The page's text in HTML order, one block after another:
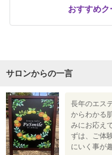
おすすめ
サロンからの一言
長年のエス
からわかる
みにお応え
ずは、ご体
にいく事が